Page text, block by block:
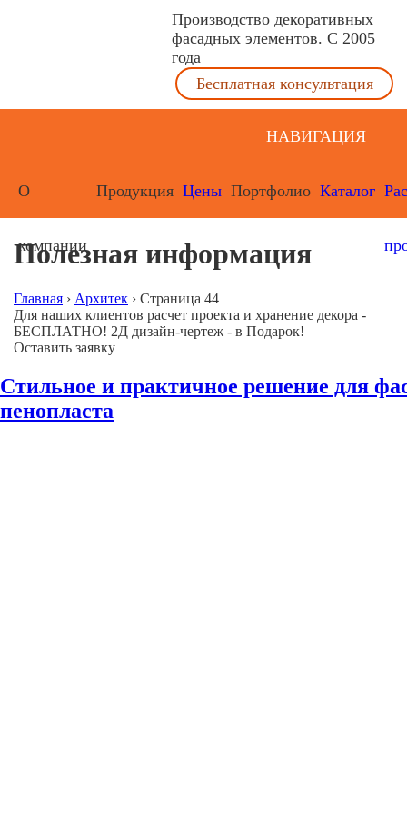
Производство декоративных
фасадных элементов. С 2005
года
Бесплатная консультация
НАВИГАЦИЯ
О
компании
Продукция Цены Портфолио Каталог
Полезная информация
Главная › Архитек › Страница 44
Для наших клиентов расчет проекта и хранение декора -
БЕСПЛАТНО! 2Д дизайн-чертеж - в Подарок!
Оставить заявку
Стильное и практичное решение для
пенопласта